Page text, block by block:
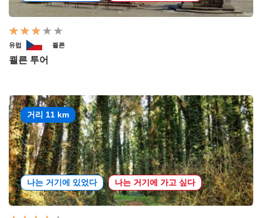
유럽 쾰른
쾰른 투어
거리 11 km
나는 거기에 있었다 나는 거기에 가고 싶다